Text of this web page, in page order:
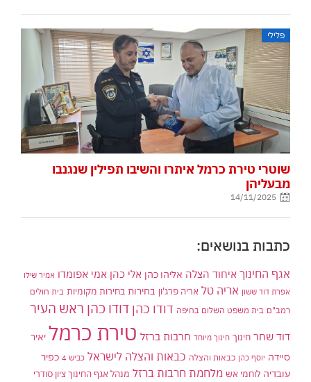
פלילי
שוטרי טירת כרמל איתרו והשיבו תפילין שנגנבו
מבעליהן
14/11/2025
כתבות בנושאים:
אגף החינוך איחוד הצלה אליהו כהן אלי כהן אמי אפומדו אמיר שילו
אפרת דוד ששון אריה טל אריה פרג'ון בחירות בחירות מקומיות בית חולים
רמב"ם בית משפט השלום בחיפה דודו כהן דודו כהן ראש העיר
דוד שחר חינוך חינוך מיוחד חרבות ברזל טירת כרמל יאיר
סיידה יוסף כהן כבאות והצלה כבאות והצלה לישראל כביש 4
כפיר
עובדיה לוחמי אש מלחמת חרבות ברזל מנהל אגף החינוך ציון סודרי